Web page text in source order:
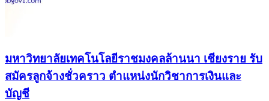
มหาวิทยาลัยเทคโนโลยีราชมงคลล้านนา เชียงราย รับ
สมัครลูกจ้างชั่วคราว ตำแหน่งนักวิชาการเงินและ
บัญชี